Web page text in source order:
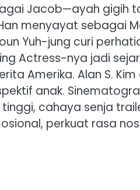
Jacob—ayah gigih
menyayat sebagai
Yuh-jung curi
Actress-nya jadi
Amerika. Alan S.
anak.
cahaya senja
perkuat rasa